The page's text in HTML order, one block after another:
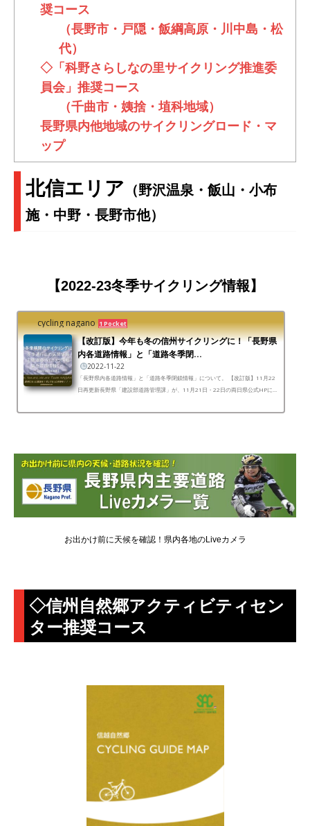
奨コース
（長野市・戸隠・飯綱高原・川中島・松
代）
◇「科野さらしなの里サイクリング推進委
員会」推奨コース
（千曲市・姨捨・埴科地域）
長野県内他地域のサイクリングロード・マ
ップ
北信エリア （野沢温泉・飯山・小布
施・中野・長野市他）
【2022-23冬季サイクリング情報】
cycling nagano 1 Pocket
【改訂版】今年も冬の信州サイクリングに！「長野県
内各道路情報」と「道路冬季閉...
2022-11-22
「長野県内各道路情報」と「道路冬季閉鎖情報」について。 【改訂版】11月22
日再更新長野県「建設部道路管理課」が、11月21日・22日の両日県公式HPにて
お出かけ前に天候を確認！県内各地のLiveカメラ
◇信州自然郷アクティビティセン
ター推奨コース